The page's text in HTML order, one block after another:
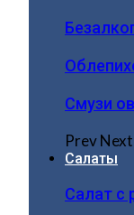
Смузи
PrevNext
Салаты
Салат с